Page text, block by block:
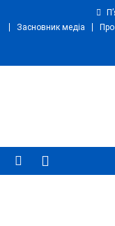
Засновник медіа